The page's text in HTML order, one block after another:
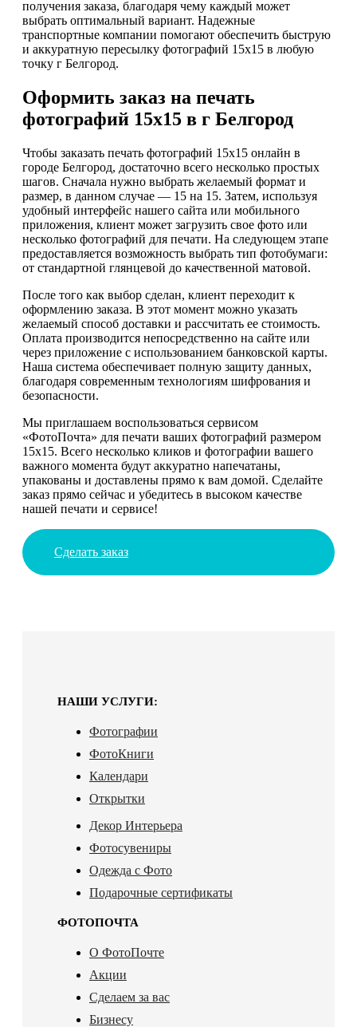
получения заказа, благодаря чему каждый может
выбрать оптимальный вариант. Надежные
транспортные компании помогают обеспечить быструю
и аккуратную пересылку фотографий 15х15 в любую
точку г Белгород.
Оформить заказ на печать
фотографий 15х15 в г Белгород
Чтобы заказать печать фотографий 15х15 онлайн в
городе Белгород, достаточно всего несколько простых
шагов. Сначала нужно выбрать желаемый формат и
размер, в данном случае — 15 на 15. Затем, используя
удобный интерфейс нашего сайта или мобильного
приложения, клиент может загрузить свое фото или
несколько фотографий для печати. На следующем этапе
предоставляется возможность выбрать тип фотобумаги:
от стандартной глянцевой до качественной матовой.
После того как выбор сделан, клиент переходит к
оформлению заказа. В этот момент можно указать
желаемый способ доставки и рассчитать ее стоимость.
Оплата производится непосредственно на сайте или
через приложение с использованием банковской карты.
Наша система обеспечивает полную защиту данных,
благодаря современным технологиям шифрования и
безопасности.
Мы приглашаем воспользоваться сервисом
«ФотоПочта» для печати ваших фотографий размером
15х15. Всего несколько кликов и фотографии вашего
важного момента будут аккуратно напечатаны,
упакованы и доставлены прямо к вам домой. Сделайте
заказ прямо сейчас и убедитесь в высоком качестве
нашей печати и сервисе!
Сделать заказ
НАШИ УСЛУГИ:
Фотографии
ФотоКниги
Календари
Открытки
Декор Интерьера
Фотосувениры
Одежда с Фото
Подарочные сертификаты
ФОТОПОЧТА
О ФотоПочте
Акции
Сделаем за вас
Бизнесу